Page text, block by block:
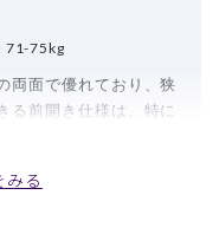
71-75kg
両面で優れており、狭
る前開き仕様は、特に
着などが見えにくく、
みる